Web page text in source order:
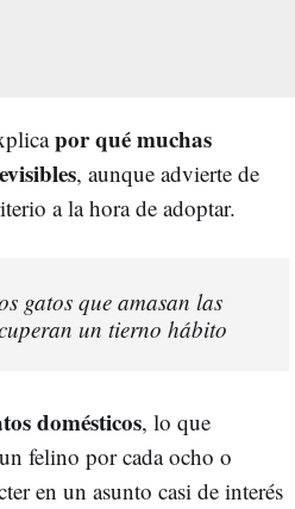
por qué muchas
, aunque advierte de
a la hora de adoptar.
gatos que amasan las
un tierno hábito
domésticos, lo que
felino por cada ocho o
en un asunto casi de interés